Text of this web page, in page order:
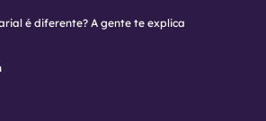
é diferente? A gente te explica